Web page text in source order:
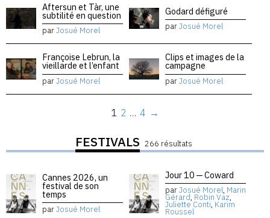
Aftersun et Tàr, une
subtilité en question
parJosué Morel
Godard défiguré
parJosué Morel
Françoise Lebrun, la
vieillarde et l’enfant
parJosué Morel
Clips et images de la
campagne
parJosué Morel
1 2 … 4 →
FESTIVALS 266 résultats
Cannes 2026, un
festival de son
temps
parJosué Morel
Jour 10 — Coward
parJosué Morel, Marin
Gérard, Robin Vaz,
Juliette Conti, Karim
Roussel